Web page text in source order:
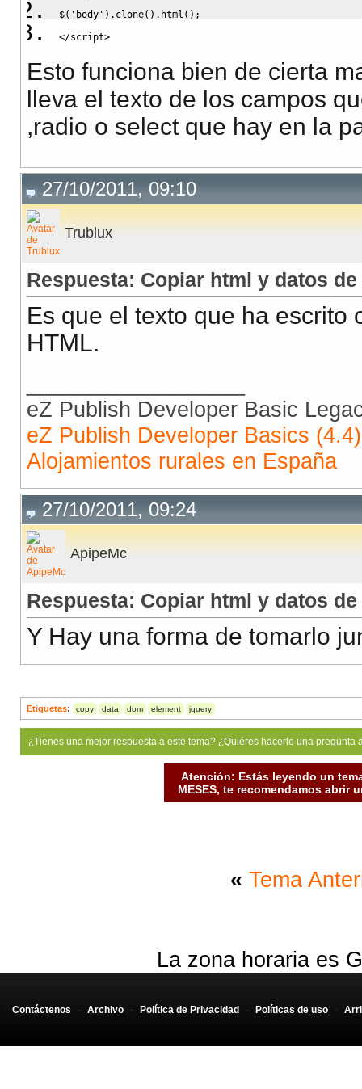
$( 'body' ) . clone( ) . html ( ) ;
</script>
Esto funciona bien de cierta
lleva el texto de los campos
,radio o select que hay en la
27/10/2011, 09:10
Trublux
Respuesta: Copiar html y datos
Es que el texto que ha escrito
HTML.
eZ Publish Developer Basic
eZ Publish Developer Basics (4.4)
Alojamientos rurales en España
27/10/2011, 09:24
ApipeMc
Respuesta: Copiar html y datos
Y Hay una forma de tomarlo
Etiquetas: copy data dom element jquery
¿Tienes una mejor respuesta a este tema? ¿Quiéres hacerle una
Atención: Estás leyendo un
MESES, te recomendamos abrir
« Tema
La zona horaria es
Contáctenos - Archivo - Política de Privacidad - Políticas de uso -